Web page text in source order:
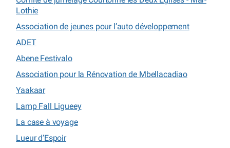
Lothie
Association de jeunes pour l’auto développement
ADET
Abene Festivalo
Association pour la Rénovation de Mbellacadiao
Yaakaar
Lamp Fall Ligueey
La case à voyage
Lueur d’Espoir